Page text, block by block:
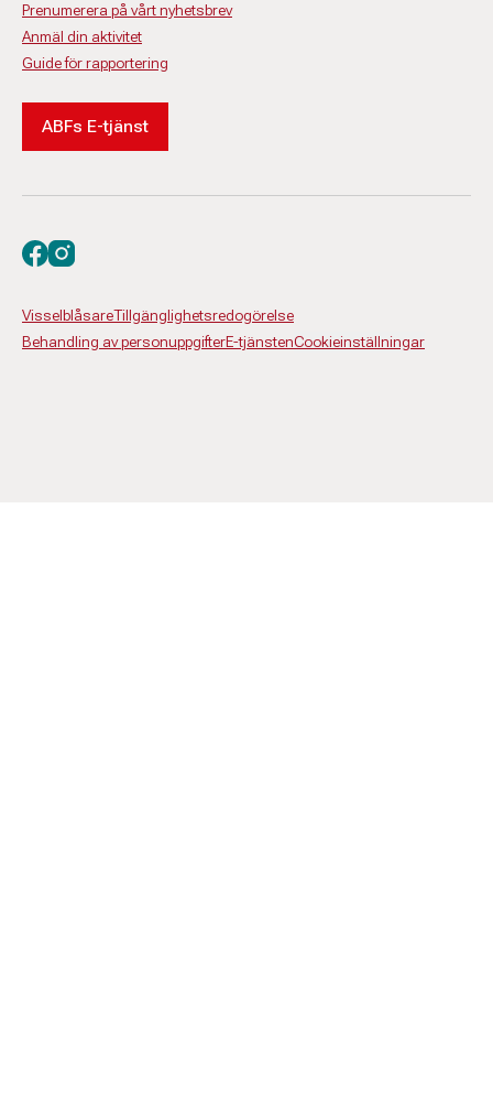
Prenumerera på vårt nyhetsbrev
Anmäl din aktivitet
Guide för rapportering
ABFs E-tjänst
VisselblåsareTillgänglighetsredogörelse
Behandling av personuppgifterE-tjänstenCookieinställningar
Besök oss på facebook
Besök oss på instagram